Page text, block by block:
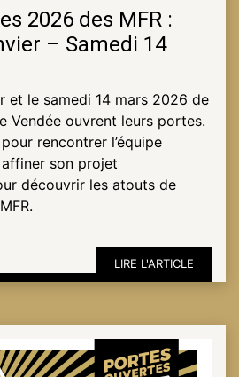
2026 des MFR :
– Samedi 14
et le samedi 14 mars 2026 de
Vendée ouvrent leurs portes.
rencontrer l’équipe
son projet
découvrir les atouts de
LIRE L'ARTICLE